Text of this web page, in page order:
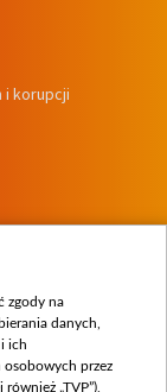
i korupcji
zgody na
danych,
ich
osobowych przez
„TVP”),